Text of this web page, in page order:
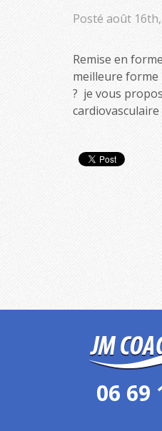
Posté août
Remise en
meilleure
? je vous
06 69